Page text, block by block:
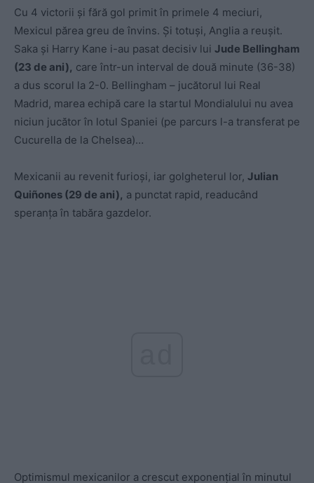
Cu 4 victorii și fără gol primit în primele 4 meciuri,
Mexicul părea greu de învins. Și totuși, Anglia a reușit.
Saka și Harry Kane i-au pasat decisiv lui Jude Bellingham
(23 de ani), care într-un interval de două minute (36-38)
a dus scorul la 2-0. Bellingham – jucătorul lui Real
Madrid, marea echipă care la startul Mondialului nu avea
niciun jucător în lotul Spaniei (pe parcurs l-a transferat pe
Cucurella de la Chelsea)…
Mexicanii au revenit furioși, iar golgheterul lor, Julian
Quiñones (29 de ani), a punctat rapid, readucând
speranța în tabăra gazdelor.
Optimismul mexicanilor a crescut exponențial în minutul